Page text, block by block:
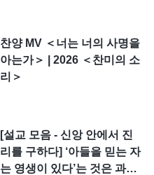
찬양 MV ＜너는 너의 사명을
아는가＞ | 2026 ＜찬미의 소
리＞
[설교 모음 - 신앙 안에서 진
리를 구하다] ‘아들을 믿는 자
는 영생이 있다’는 것은 과연